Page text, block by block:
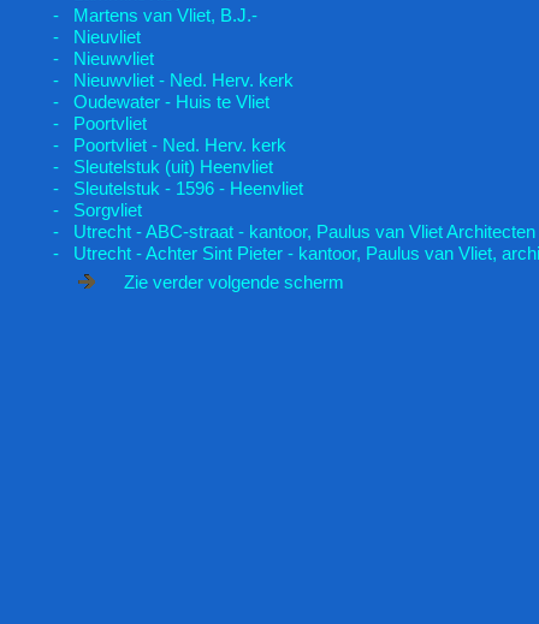
- Martens van Vliet, B.J.-
- Nieuvliet
- Nieuwvliet
- Nieuwvliet - Ned. Herv. kerk
- Oudewater - Huis te Vliet
- Poortvliet
- Poortvliet - Ned. Herv. kerk
- Sleutelstuk (uit) Heenvliet
- Sleutelstuk - 1596 - Heenvliet
- Sorgvliet
- Utrecht - ABC-straat - kantoor, Paulus van Vliet Architecten
- Utrecht - Achter Sint Pieter - kantoor, Paulus van Vliet,
Zie verder volgende scherm